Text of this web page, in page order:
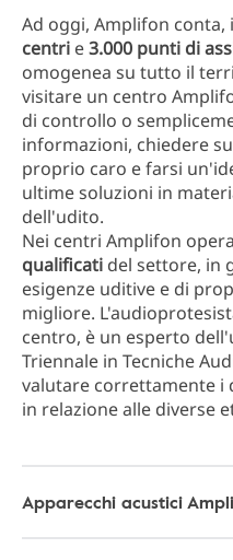
Ad oggi, Amplifon
centri e3.000 punti di
omogenea su tutto il
visitare un centro
di controllo o
informazioni, chiedere
proprio caro e farsi
ultime soluzioni in
dell'udito.
Nei centri Amplifon
qualificati del settore, in
esigenze uditive e di
migliore.
centro, è un esperto
Triennale in Tecniche
valutare correttamente i
in relazione alle diverse
Apparecchi acustici